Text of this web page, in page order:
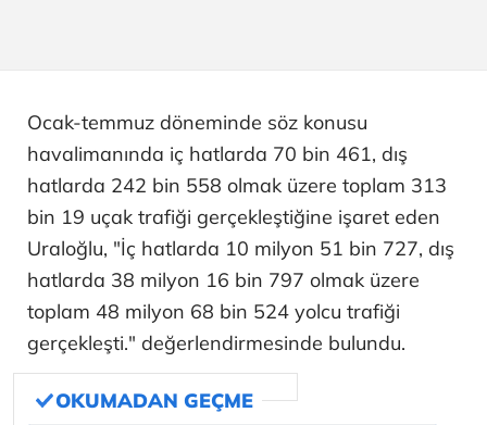
Ocak-temmuz döneminde söz konusu
havalimanında iç hatlarda 70 bin 461, dış
hatlarda 242 bin 558 olmak üzere toplam 313
bin 19 uçak trafiği gerçekleştiğine işaret eden
Uraloğlu, "İç hatlarda 10 milyon 51 bin 727, dış
hatlarda 38 milyon 16 bin 797 olmak üzere
toplam 48 milyon 68 bin 524 yolcu trafiği
gerçekleşti." değerlendirmesinde bulundu.